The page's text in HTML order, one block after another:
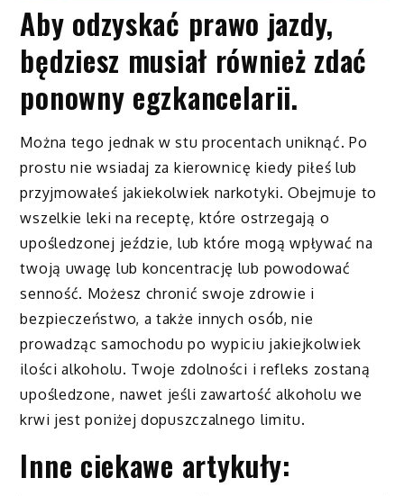
Aby odzyskać prawo jazdy,
będziesz musiał również zdać
ponowny egzkancelarii.
Można tego jednak w stu procentach uniknąć. Po
prostu nie wsiadaj za kierownicę kiedy piłeś lub
przyjmowałeś jakiekolwiek narkotyki. Obejmuje to
wszelkie leki na receptę, które ostrzegają o
upośledzonej jeździe, lub które mogą wpływać na
twoją uwagę lub koncentrację lub powodować
senność. Możesz chronić swoje zdrowie i
bezpieczeństwo, a także innych osób, nie
prowadząc samochodu po wypiciu jakiejkolwiek
ilości alkoholu. Twoje zdolności i refleks zostaną
upośledzone, nawet jeśli zawartość alkoholu we
krwi jest poniżej dopuszczalnego limitu.
Inne ciekawe artykuły: